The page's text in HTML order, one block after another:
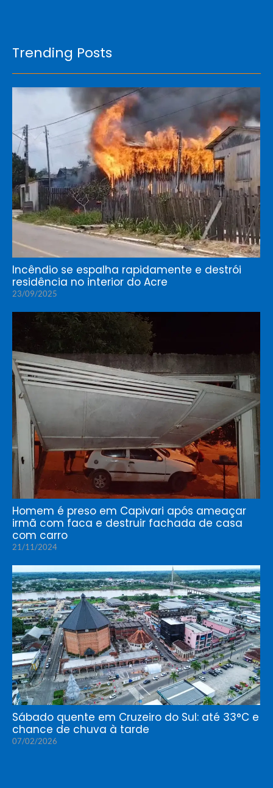
Trending Posts
Incêndio se espalha rapidamente e destrói
residência no interior do Acre
23/09/2025
Homem é preso em Capivari após ameaçar
irmã com faca e destruir fachada de casa
com carro
21/11/2024
Sábado quente em Cruzeiro do Sul: até 33°C e
chance de chuva à tarde
07/02/2026